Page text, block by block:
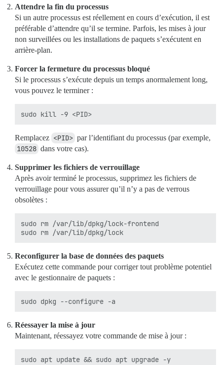
Attendre la fin du processus
Si un autre processus est réellement en cours d’exécution, il est
préférable d’attendre qu’il se termine. Parfois, les mises à jour
non surveillées ou les installations de paquets s’exécutent en
arrière-plan.
Forcer la fermeture du processus bloqué
Si le processus s’exécute depuis un temps anormalement long,
vous pouvez le terminer :
Remplacez <PID> par l’identifiant du processus (par exemple,
10528 dans votre cas).
Supprimer les fichiers de verrouillage
Après avoir terminé le processus, supprimez les fichiers de
verrouillage pour vous assurer qu’il n’y a pas de verrous
obsolètes :
sudo rm /var/lib/dpkg/lock-frontend
Reconfigurer la base de données des paquets
Exécutez cette commande pour corriger tout problème potentiel
avec le gestionnaire de paquets :
Réessayer la mise à jour
Maintenant, réessayez votre commande de mise à jour :